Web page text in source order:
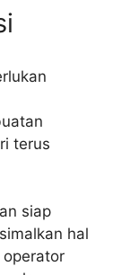
terus
siap
hal